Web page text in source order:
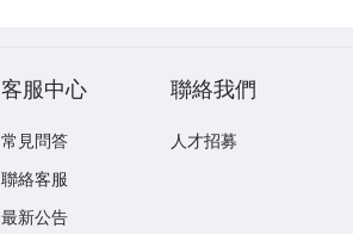
客服中心
常見問答
聯絡客服
最新公告
聯絡我們
人才招募